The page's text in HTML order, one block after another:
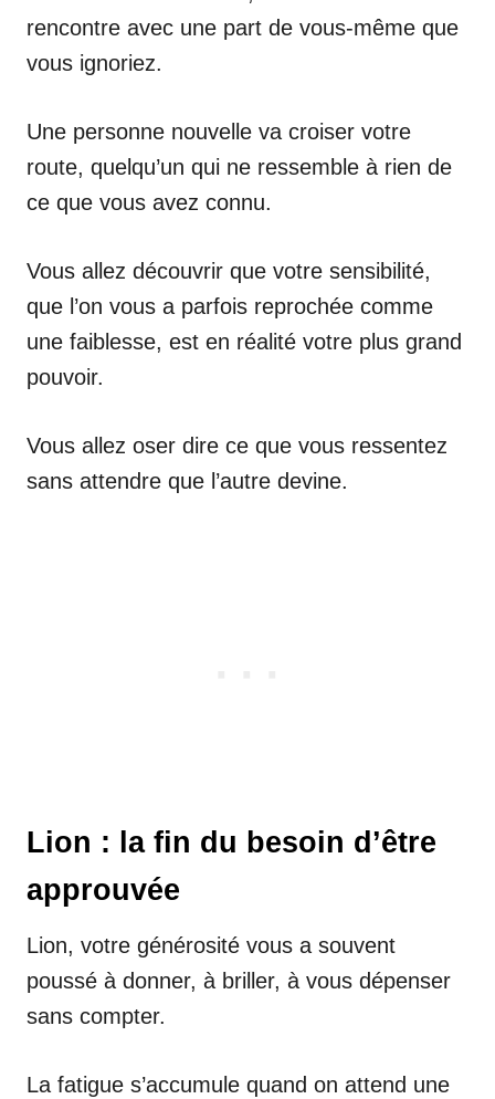
rencontre avec une part de vous-même que
vous ignoriez.
Une personne nouvelle va croiser votre
route, quelqu’un qui ne ressemble à rien de
ce que vous avez connu.
Vous allez découvrir que votre sensibilité,
que l’on vous a parfois reprochée comme
une faiblesse, est en réalité votre plus grand
pouvoir.
Vous allez oser dire ce que vous ressentez
sans attendre que l’autre devine.
Lion : la fin du besoin d’être
approuvée
Lion, votre générosité vous a souvent
poussé à donner, à briller, à vous dépenser
sans compter.
La fatigue s’accumule quand on attend une